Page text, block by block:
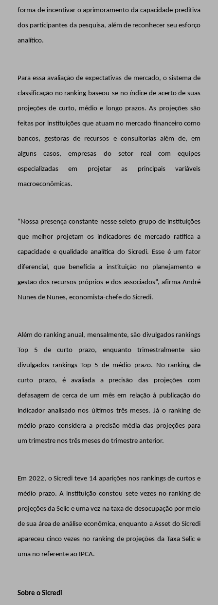
forma de incentivar o aprimoramento da capacidade preditiva
dos participantes da pesquisa, além de reconhecer seu esforço
analítico.
Para essa avaliação de expectativas de mercado, o sistema de
classificação no ranking baseou-se no índice de acerto de suas
projeções de curto, médio e longo prazos. As projeções são
feitas por instituições que atuam no mercado financeiro como
bancos, gestoras de recursos e consultorias além de, em
alguns casos, empresas do setor real com equipes
especializadas em projetar as principais variáveis
macroeconômicas.
“Nossa presença constante nesse seleto grupo de instituições
que melhor projetam os indicadores de mercado ratifica a
capacidade e qualidade analítica do Sicredi. Esse é um fator
diferencial, que beneficia a instituição no planejamento e
gestão dos recursos próprios e dos associados”, afirma André
Nunes de Nunes, economista-chefe do Sicredi.
Além do ranking anual, mensalmente, são divulgados rankings
Top 5 de curto prazo, enquanto trimestralmente são
divulgados rankings Top 5 de médio prazo. No ranking de
curto prazo, é avaliada a precisão das projeções com
defasagem de cerca de um mês em relação à publicação do
indicador analisado nos últimos três meses. Já o ranking de
médio prazo considera a precisão média das projeções para
um trimestre nos três meses do trimestre anterior.
Em 2022, o Sicredi teve 14 aparições nos rankings de curtos e
médio prazo. A instituição constou sete vezes no ranking de
projeções da Selic e uma vez na taxa de desocupação por meio
de sua área de análise econômica, enquanto a Asset do Sicredi
apareceu cinco vezes no ranking de projeções da Taxa Selic e
uma no referente ao IPCA.
Sobre o Sicredi